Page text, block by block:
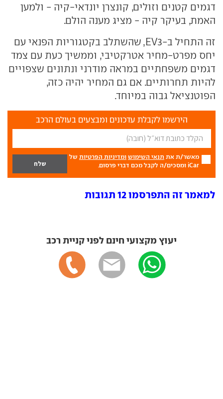
דגמים קטנים וזולים, קונצרן יונדאי-קיה - ולמען
האמת, בעיקר קיה - מציג מענה הולם.
זה התחיל ב-EV3, שהשתלב בקטגוריות הפנאי עם
יחס מפרט-מחיר אטרקטיבי, וממשיך כעת עם צמד
דגמים משפחתיים במראה מודרני ונתונים שצפויים
להיות תחרותיים. אם גם המחיר יהיה כזה,
הפוטנציאל גבוה במיוחד.
הירשמו לקבלת עדכונים ומבצעים בעולם הרכב
מאשר/ת את תנאי השימוש ומדיניות הפרטיות של
iCar ומסכים/ה לקבל מכם דברי פרסום.
למאמר זה התפרסמו 12 תגובות
יעוץ מקצועי חינם לפני קניית רכב